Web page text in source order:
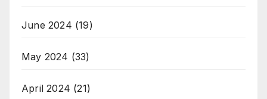
June 2024 (19)
May 2024 (33)
April 2024 (21)